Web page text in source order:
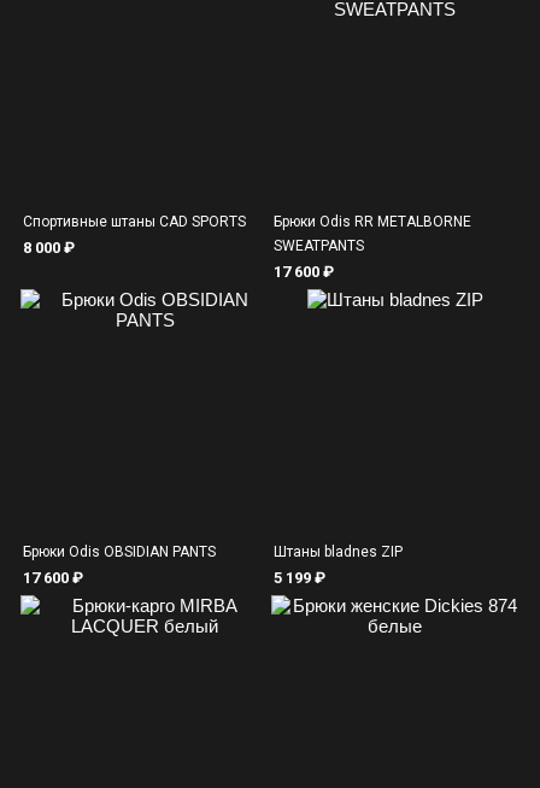
Спортивные штаны CAD SPORTS
8 000 ₽
Брюки Odis RR METALBORNE
SWEATPANTS
17 600 ₽
Брюки Odis OBSIDIAN PANTS
17 600 ₽
Штаны bladnes ZIP
5 199 ₽